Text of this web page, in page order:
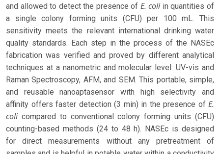
and allowed to detect the presence of E. coliin quantities of
a single colony forming units (CFU) per 100 mL. This
sensitivity meets the relevant international drinking water
quality standards. Each step in the process of the NASEc
fabrication was verified and proved by different analytical
techniques at a nanometric and molecular level: UV-vis and
Raman Spectroscopy, AFM, and SEM. This portable, simple,
and reusable nanoaptasensor with high selectivity and
affinity offers faster detection (3 min) in the presence of E.
colicompared to conventional colony forming units (CFU)
counting-based methods (24 to 48 h). NASEc is designed
for direct measurements without any pretreatment of